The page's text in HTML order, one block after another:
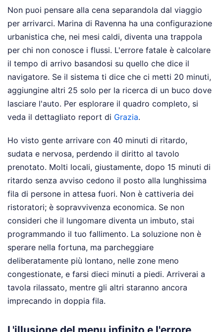
Non puoi pensare alla cena separandola dal viaggio
per arrivarci. Marina di Ravenna ha una configurazione
urbanistica che, nei mesi caldi, diventa una trappola
per chi non conosce i flussi. L'errore fatale è calcolare
il tempo di arrivo basandosi su quello che dice il
navigatore. Se il sistema ti dice che ci metti 20 minuti,
aggiungine altri 25 solo per la ricerca di un buco dove
lasciare l'auto. Per esplorare il quadro completo, si
veda il dettagliato report di Grazia.
Ho visto gente arrivare con 40 minuti di ritardo,
sudata e nervosa, perdendo il diritto al tavolo
prenotato. Molti locali, giustamente, dopo 15 minuti di
ritardo senza avviso cedono il posto alla lunghissima
fila di persone in attesa fuori. Non è cattiveria dei
ristoratori; è sopravvivenza economica. Se non
consideri che il lungomare diventa un imbuto, stai
programmando il tuo fallimento. La soluzione non è
sperare nella fortuna, ma parcheggiare
deliberatamente più lontano, nelle zone meno
congestionate, e farsi dieci minuti a piedi. Arriverai a
tavola rilassato, mentre gli altri staranno ancora
imprecando in doppia fila.